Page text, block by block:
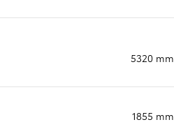
5320 mm
1855 mm